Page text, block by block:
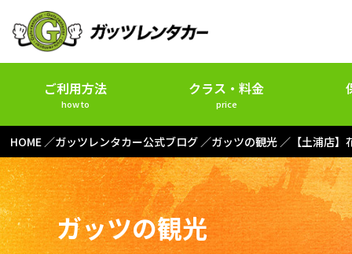
ご利用方法
how to
クラス・料金
price
HOME ガッツレンタカー公式ブログ ガッツの観光 【土浦店
ガッツの観光